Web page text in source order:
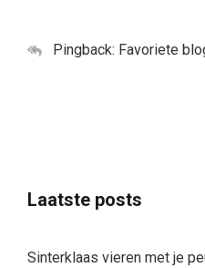
Pingback: Favoriete
Laatste posts
Sinterklaas vieren met je